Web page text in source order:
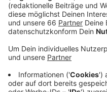
Kinder, Kinder, Kinder.
Schülerinnen und
Musikschule Subito
Veröffentlicht:Mittwoch,
Anzeige